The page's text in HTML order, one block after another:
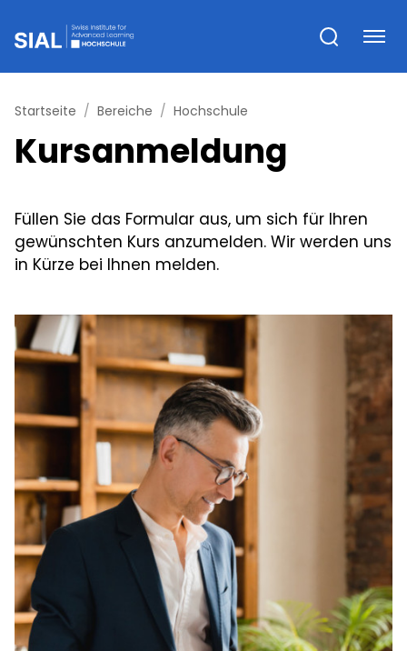
Startseite Bereiche Hochschule
Kursanmeldung
Füllen Sie das Formular aus, um sich für Ihren
gewünschten Kurs anzumelden. Wir werden uns
in Kürze bei Ihnen melden.